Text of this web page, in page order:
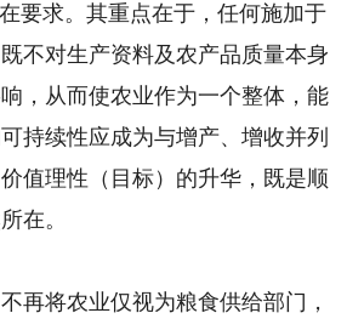
要求。其重点在于，任何施加于
不对生产资料及农产品质量本身
，从而使农业作为一个整体，能
持续性应成为与增产、增收并列
值理性（目标）的升华，既是顺
在。
将农业仅视为粮食供给部门，